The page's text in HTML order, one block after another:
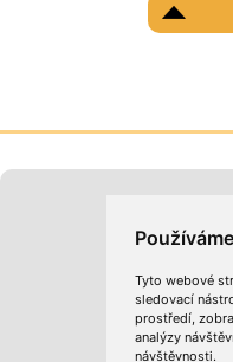
Tyto webové
sledovací
prostředí,
analýzy
návštěvnosti.